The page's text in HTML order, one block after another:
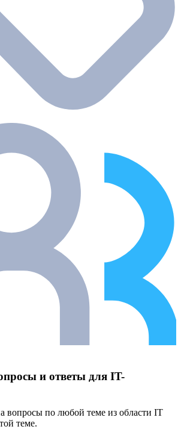
и ответы для IT-
вопросы по любой теме из области IT
теме.